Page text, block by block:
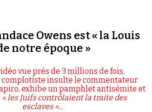
Owens est « la Louis
notre époque »
vue près de 3 millions de fois,
insulte le commentateur
exhibe un pamphlet antisémite et
« les Juifs contrôlaient la traite des
esclaves »...